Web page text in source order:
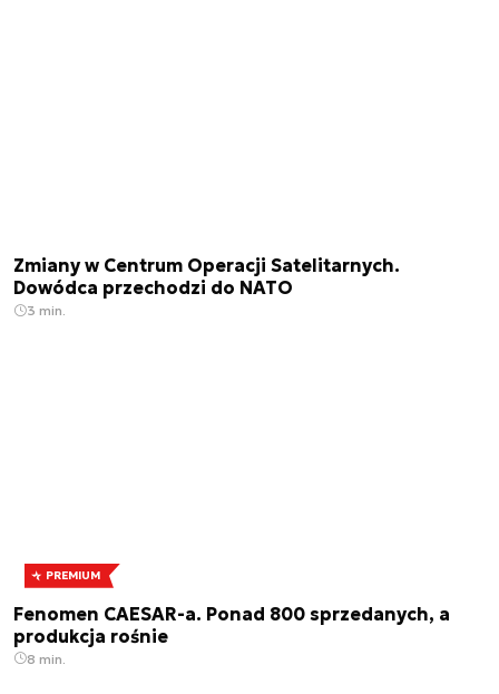
Zmiany w Centrum Operacji Satelitarnych.
Dowódca przechodzi do NATO
3 min.
PREMIUM
Fenomen CAESAR-a. Ponad 800 sprzedanych, a
produkcja rośnie
8 min.